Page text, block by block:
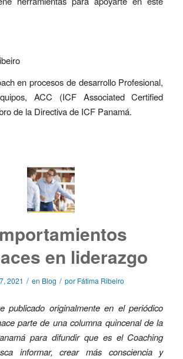
en procesos de desarrollo Profesional,
ACC (ICF Associated Certified
de la Directiva de ICF Panamá.
en liderazgo
2021 / en Blog / por Fátima Ribeiro
publicado originalmente en el periódico
parte de una columna quincenal de la
para difundir que es el Coaching
informar, crear más consciencia y